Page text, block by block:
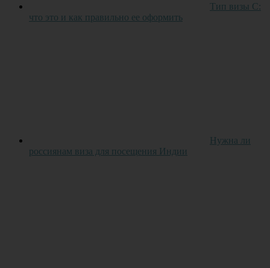
Тип визы С:
что это и как правильно ее оформить
Нужна ли
россиянам виза для посещения Индии